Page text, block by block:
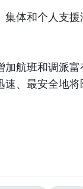
集体和个人支
航班和调派富
、最安全地